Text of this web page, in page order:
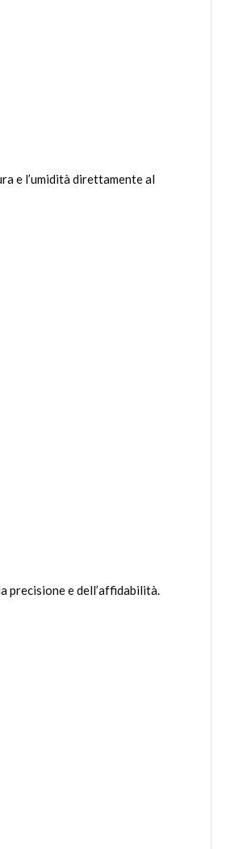
e l’umidità direttamente al
precisione e dell’affidabilità.